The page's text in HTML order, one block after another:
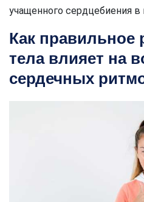
учащенного сердцебиения в
Как правильное
тела влияет на
сердечных